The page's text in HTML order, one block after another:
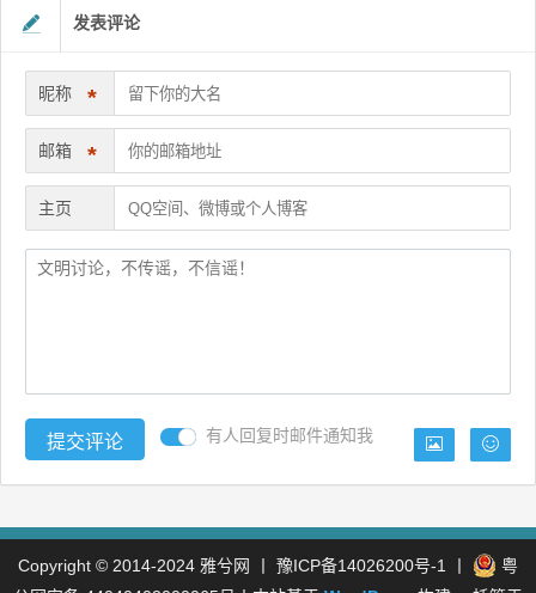
发表评论
昵称 *
邮箱 *
主页
有人回复时邮件通知我
Copyright © 2014-2024 雅兮网 豫ICP备14026200号-1
粤